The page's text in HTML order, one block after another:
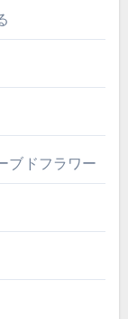
ブドフラワー